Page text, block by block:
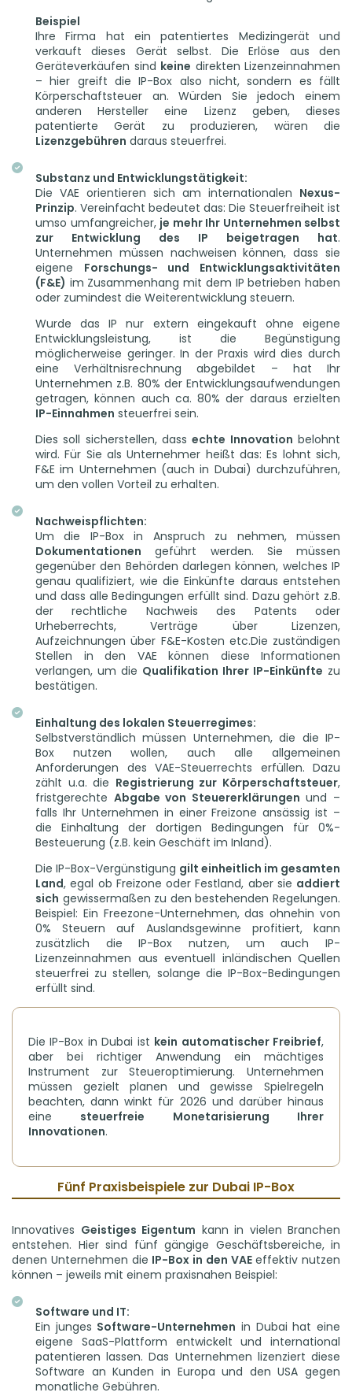
Beispiel
Ihre Firma hat ein patentiertes Medizingerät und
verkauft dieses Gerät selbst. Die Erlöse aus den
Geräteverkäufen sind keine direkten Lizenzeinnahmen
– hier greift die IP-Box also nicht, sondern es fällt
Körperschaftsteuer an. Würden Sie jedoch einem
anderen Hersteller eine Lizenz geben, dieses
patentierte Gerät zu produzieren, wären die
Lizenzgebühren daraus steuerfrei.
Substanz und Entwicklungstätigkeit:
Die VAE orientieren sich am internationalen Nexus-
Prinzip. Vereinfacht bedeutet das: Die Steuerfreiheit ist
umso umfangreicher, je mehr Ihr Unternehmen selbst
zur Entwicklung des IP beigetragen hat.
Unternehmen müssen nachweisen können, dass sie
eigene Forschungs- und Entwicklungsaktivitäten
(F&E) im Zusammenhang mit dem IP betrieben haben
oder zumindest die Weiterentwicklung steuern.
Wurde das IP nur extern eingekauft ohne eigene
Entwicklungsleistung, ist die Begünstigung
möglicherweise geringer. In der Praxis wird dies durch
eine Verhältnisrechnung abgebildet – hat Ihr
Unternehmen z.B. 80% der Entwicklungsaufwendungen
getragen, können auch ca. 80% der daraus erzielten
IP-Einnahmen steuerfrei sein.
Dies soll sicherstellen, dassechte Innovation belohnt
wird. Für Sie als Unternehmer heißt das: Es lohnt sich,
F&E im Unternehmen (auch in Dubai) durchzuführen,
um den vollen Vorteil zu erhalten.
Nachweispflichten:
Um die IP-Box in Anspruch zu nehmen, müssen
Dokumentationen geführt werden. Sie müssen
gegenüber den Behörden darlegen können, welches IP
genau qualifiziert, wie die Einkünfte daraus entstehen
und dass alle Bedingungen erfüllt sind. Dazu gehört z.B.
der rechtliche Nachweis des Patents oder
Urheberrechts, Verträge über Lizenzen,
Aufzeichnungen über F&E-Kosten etc.Die zuständigen
Stellen in den VAE können diese Informationen
verlangen, um die Qualifikation Ihrer IP-Einkünfte zu
bestätigen.
Einhaltung des lokalen Steuerregimes:
Selbstverständlich müssen Unternehmen, die die IP-
Box nutzen wollen, auch alle allgemeinen
Anforderungen des VAE-Steuerrechts erfüllen. Dazu
zählt u.a. die Registrierung zur Körperschaftsteuer,
fristgerechte Abgabe von Steuererklärungen und –
falls Ihr Unternehmen in einer Freizone ansässig ist –
die Einhaltung der dortigen Bedingungen für 0%-
Besteuerung (z.B. kein Geschäft im Inland).
Die IP-Box-Vergünstigung gilt einheitlich im gesamten
Land, egal ob Freizone oder Festland, aber sie addiert
sich gewissermaßen zu den bestehenden Regelungen.
Beispiel: Ein Freezone-Unternehmen, das ohnehin von
0% Steuern auf Auslandsgewinne profitiert, kann
zusätzlich die IP-Box nutzen, um auch IP-
Lizenzeinnahmen aus eventuell inländischen Quellen
steuerfrei zu stellen, solange die IP-Box-Bedingungen
erfüllt sind.
Die IP-Box in Dubai ist kein automatischer Freibrief,
aber bei richtiger Anwendung ein mächtiges
Instrument zur Steueroptimierung. Unternehmen
müssen gezielt planen und gewisse Spielregeln
beachten, dann winkt für 2026 und darüber hinaus
eine steuerfreie Monetarisierung Ihrer
Innovationen.
Fünf Praxisbeispiele zur Dubai IP-Box
Innovatives Geistiges Eigentum kann in vielen Branchen
entstehen. Hier sind fünf gängige Geschäftsbereiche, in
denen Unternehmen die IP-Box in den VAEeffektiv nutzen
können – jeweils mit einem praxisnahen Beispiel:
Software und IT:
Ein junges Software-Unternehmen in Dubai hat eine
eigene SaaS-Plattform entwickelt und international
patentieren lassen. Das Unternehmen lizenziert diese
Software an Kunden in Europa und den USA gegen
monatliche Gebühren.